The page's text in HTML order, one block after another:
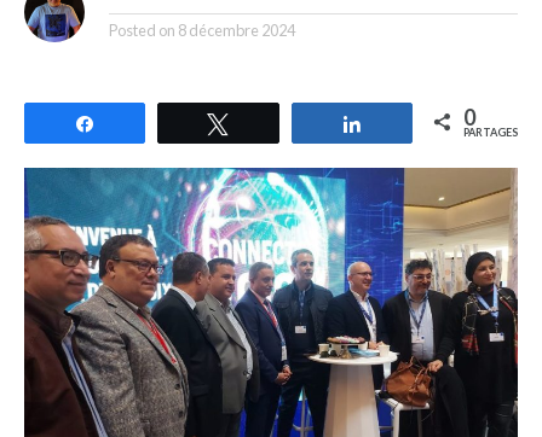
Posted on 8 décembre 2024
Partagez 0
PARTAGES